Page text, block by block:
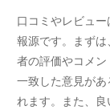
口コミやレビュ
報源です。まず
者の評価やコメ
一致した意見が
れます。また、